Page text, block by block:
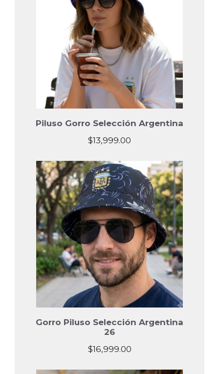
Piluso Gorro Selección Argentina
$13,999.00
Gorro Piluso Selección Argentina
26
$16,999.00